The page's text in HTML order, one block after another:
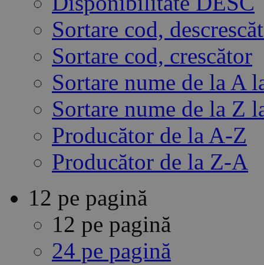
Sortare cod,
Sortare cod, crescător
Sortare nume de la A
Sortare nume de la Z
Producător de la A-Z
Producător de la Z-A
12 pe pagină
12 pe pagină
24 pe pagină